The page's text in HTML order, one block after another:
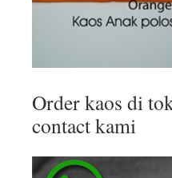
Order kaos di
contact kami